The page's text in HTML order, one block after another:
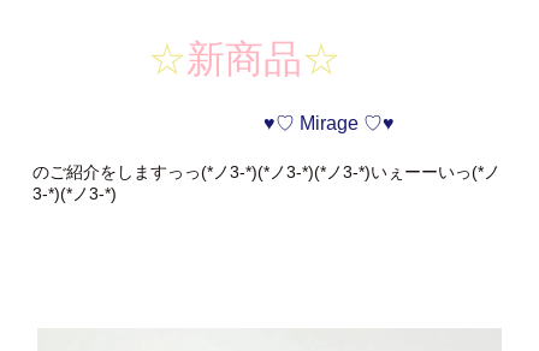
☆新商品☆
♥♡ Mirage ♡♥
のご紹介をしますっっ(*ノ3-*)(*ノ3-*)(*ノ3-*)いぇーーいっ(*ノ
3-*)(*ノ3-*)